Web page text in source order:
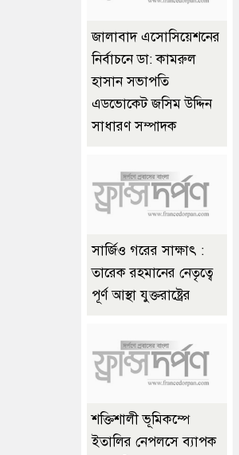
জালাবাদ এসোসিয়েশনের
নির্বাচনে ডা: কামরুল
হাসান সভাপতি
এডভোকেট জসিম উদ্দিন
সাধারণ সম্পাদক
সার্জিও গরের সাক্ষাৎ :
তারেক রহমানের নেতৃত্বে
পূর্ণ আস্থা যুক্তরাষ্ট্রের
শক্তিশালী ভূমিকম্পে
ইতালির নেপলসে ব্যাপক